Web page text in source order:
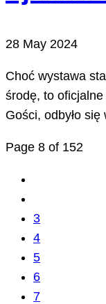
28 May 2024
Choć wystawa
środę, to
Gości, odbyło się
Page 8 of 152
3
4
5
6
7